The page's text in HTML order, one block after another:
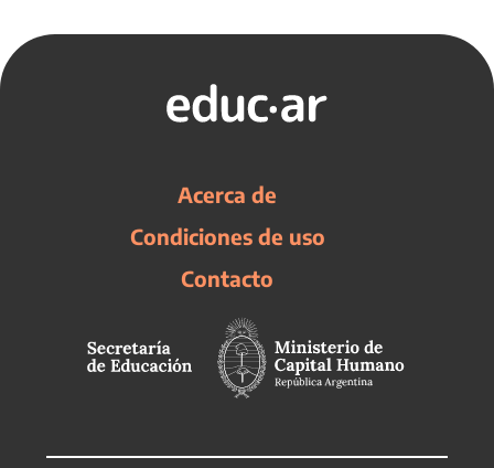
Acerca de
Condiciones de uso
Contacto